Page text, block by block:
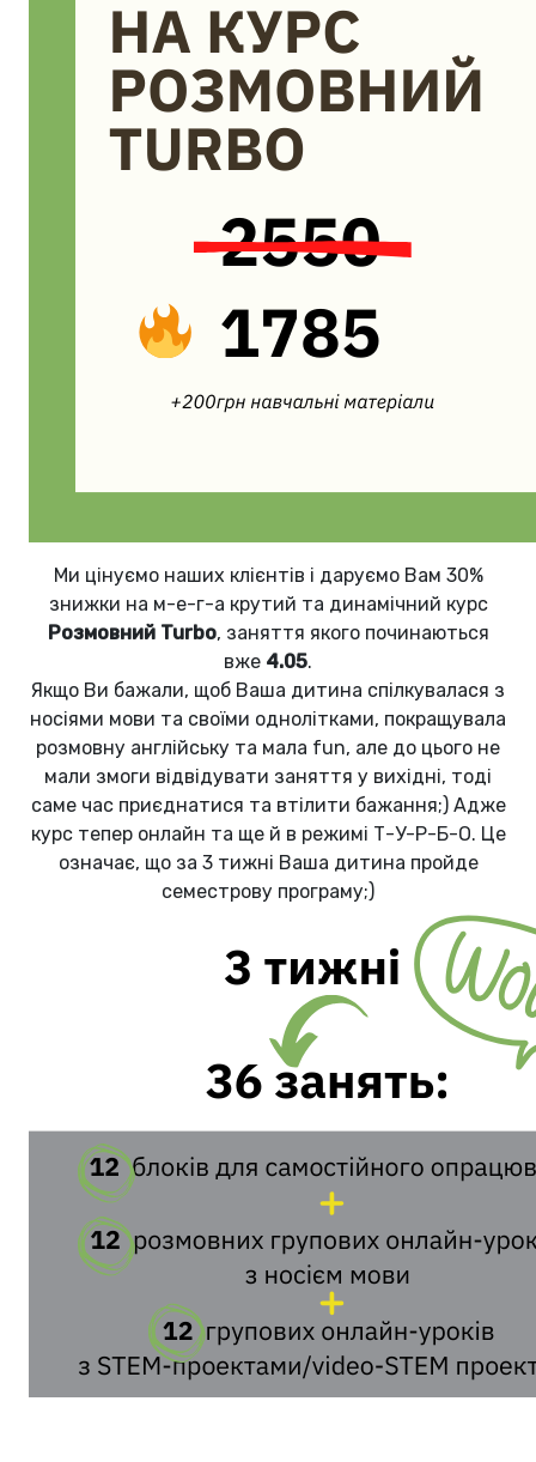
Ми цінуємо наших клієнтів і даруємо Вам 30%
знижки на м-е-г-а крутий та динамічний курс
Розмовний Turbo, заняття якого починаються
вже 4.05.
Якщо Ви бажали, щоб Ваша дитина спілкувалася з
носіями мови та своїми однолітками, покращувала
розмовну англійську та мала fun, але до цього не
мали змоги відвідувати заняття у вихідні, тоді
саме час приєднатися та втілити бажання;) Адже
курс тепер онлайн та ще й в режимі Т-У-Р-Б-О. Це
означає, що за 3 тижні Ваша дитина пройде
семестрову програму;)